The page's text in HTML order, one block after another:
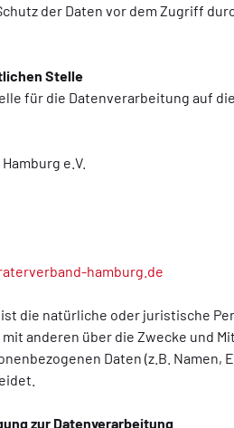
der Daten vor dem Zugriff
Stelle
für die Datenverarbeitung auf
e.V.
hamburg.de
die natürliche oder juristische
anderen über die Zwecke und
Daten (z.B. Namen,
zur Datenverarbeitung